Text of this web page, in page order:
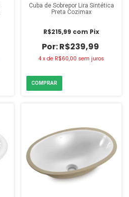
Cuba de Sobrepor Lira Sintética
Preta Cozimax
R$239,99
R$215,99 com Pix
4 xde R$60,00 sem juros